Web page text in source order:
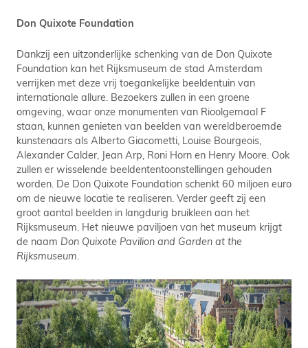
Don Quixote Foundation
Dankzij een uitzonderlijke schenking van de Don Quixote
Foundation kan het Rijksmuseum de stad Amsterdam
verrijken met deze vrij toegankelijke beeldentuin van
internationale allure. Bezoekers zullen in een groene
omgeving, waar onze monumenten van Rioolgemaal F
staan, kunnen genieten van beelden van wereldberoemde
kunstenaars als Alberto Giacometti, Louise Bourgeois,
Alexander Calder, Jean Arp, Roni Horn en Henry Moore. Ook
zullen er wisselende beeldententoonstellingen gehouden
worden. De Don Quixote Foundation schenkt 60 miljoen euro
om de nieuwe locatie te realiseren. Verder geeft zij een
groot aantal beelden in langdurig bruikleen aan het
Rijksmuseum. Het nieuwe paviljoen van het museum krijgt
de naam Don Quixote Pavilion and Garden at the
Rijksmuseum.